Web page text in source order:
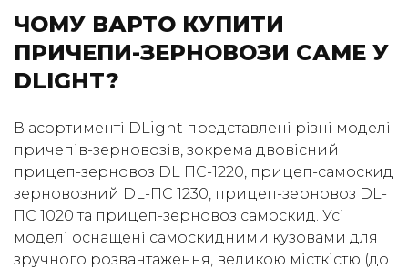
ЧОМУ ВАРТО КУПИТИ
ПРИЧЕПИ-ЗЕРНОВОЗИ САМЕ У
DLIGHT?
В асортименті DLight представлені різні моделі
причепів-зерновозів, зокрема двовісний
прицеп-зерновоз DL ПС-1220, прицеп-самоскид
зерновозний DL-ПС 1230, прицеп-зерновоз DL-
ПС 1020 та прицеп-зерновоз самоскид. Усі
моделі оснащені самоскидними кузовами для
зручного розвантаження, великою місткістю (до